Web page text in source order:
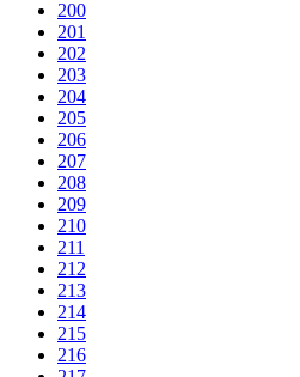
200
201
202
203
204
205
206
207
208
209
210
211
212
213
214
215
216